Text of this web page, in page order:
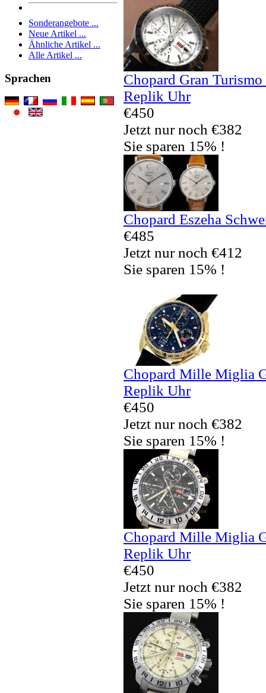
Sonderangebote ...
Neue Artikel ...
Ähnliche Artikel ...
Alle Artikel ...
Sprachen
Chopard Gran
Replik Uhr
€450
Jetzt nur noch €382
Sie sparen 15% !
Chopard Eszeha
€485
Jetzt nur noch €412
Sie sparen 15% !
Chopard Mille Miglia
Replik Uhr
€450
Jetzt nur noch €382
Sie sparen 15% !
Chopard Mille Miglia
Replik Uhr
€450
Jetzt nur noch €382
Sie sparen 15% !